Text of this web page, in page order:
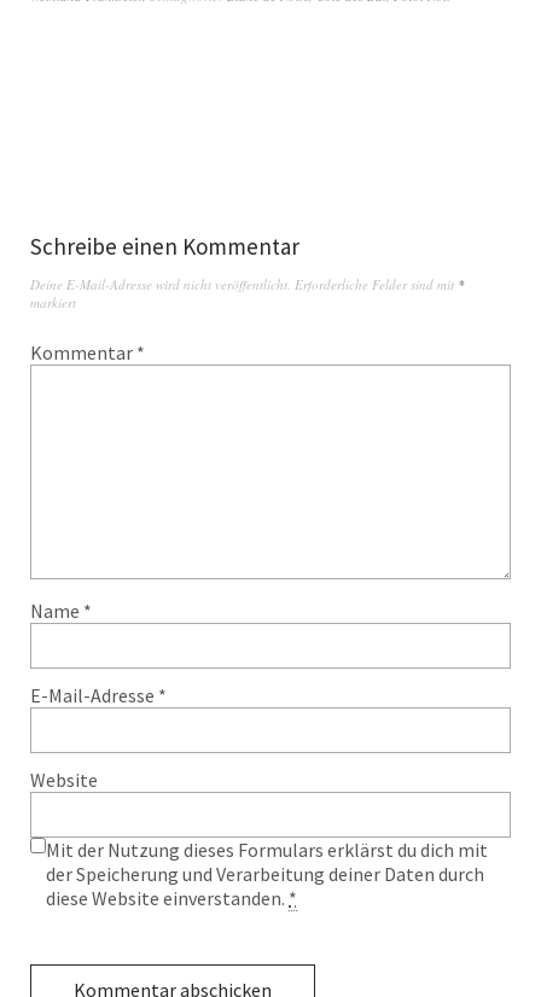
Schreibe einen Kommentar
Deine E-Mail-Adresse wird nicht veröffentlicht. Erforderliche Felder sind mit *
markiert
Kommentar *
Name *
E-Mail-Adresse *
Website
Mit der Nutzung dieses Formulars erklärst du dich mit
der Speicherung und Verarbeitung deiner Daten durch
diese Website einverstanden. *